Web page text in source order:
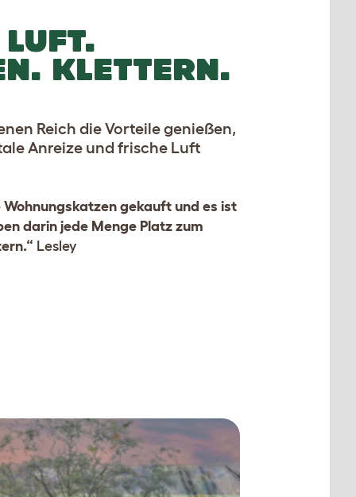
KLETTERN.
Reich die Vorteile genießen,
Anreize und frische Luft
gekauft und es ist
darin jede Menge Platz zum
Lesley